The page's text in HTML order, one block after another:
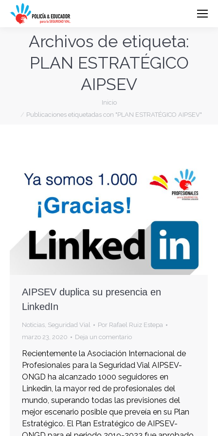
Archivos de etiqueta:
PLAN ESTRATÉGICO
AIPSEV
Inicio
Publicaciones etiquetadas con "PLAN ESTRATÉGICO AIPSEV"
AIPSEV duplica su presencia en
LinkedIn
Noticias, Seguridad Vial Por Rafael Ruiz Estepa
marzo 23, 2020
Deja un comentario
Recientemente la Asociación Internacional de
Profesionales para la Seguridad Vial AIPSEV-
ONGD ha alcanzado 1000 seguidores en
Linkedin, la mayor red de profesionales del
mundo, superando todas las previsiones del
mejor escenario posible que preveía en su Plan
Estratégico. El Plan Estratégico de AIPSEV-